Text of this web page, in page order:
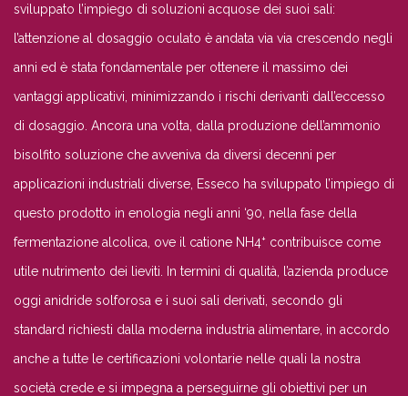
sviluppato l’impiego di soluzioni acquose dei suoi sali:
l’attenzione al dosaggio oculato è andata via via crescendo negli
anni ed è stata fondamentale per ottenere il massimo dei
vantaggi applicativi, minimizzando i rischi derivanti dall’eccesso
di dosaggio. Ancora una volta, dalla produzione dell’ammonio
bisolfito soluzione che avveniva da diversi decenni per
applicazioni industriali diverse, Esseco ha sviluppato l’impiego di
questo prodotto in enologia negli anni ‘90, nella fase della
fermentazione alcolica, ove il catione NH4+ contribuisce come
utile nutrimento dei lieviti. In termini di qualità, l’azienda produce
oggi anidride solforosa e i suoi sali derivati, secondo gli
standard richiesti dalla moderna industria alimentare, in accordo
anche a tutte le certificazioni volontarie nelle quali la nostra
società crede e si impegna a perseguirne gli obiettivi per un